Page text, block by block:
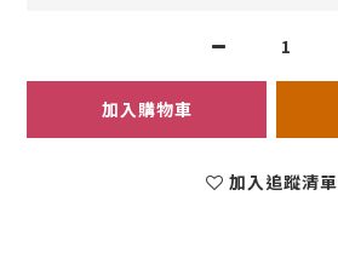
加入購物車
加入追蹤清單